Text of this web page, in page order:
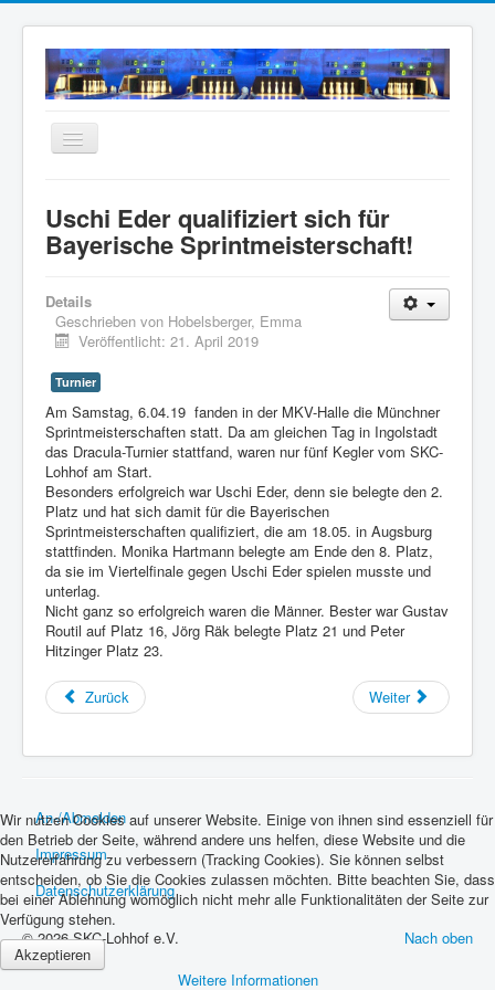
Navigation
an/aus
Neuigkeiten
Termine
Wir über uns
Anfahrt
Intern
Archiv
Uschi Eder qualifiziert sich für
Bayerische Sprintmeisterschaft!
Details
Geschrieben von Hobelsberger, Emma
Veröffentlicht: 21. April 2019
Turnier
Am Samstag, 6.04.19 fanden in der MKV-Halle die Münchner
Sprintmeisterschaften statt. Da am gleichen Tag in Ingolstadt
das Dracula-Turnier stattfand, waren nur fünf Kegler vom SKC-
Lohhof am Start.
Besonders erfolgreich war Uschi Eder, denn sie belegte den 2.
Platz und hat sich damit für die Bayerischen
Sprintmeisterschaften qualifiziert, die am 18.05. in Augsburg
stattfinden. Monika Hartmann belegte am Ende den 8. Platz,
da sie im Viertelfinale gegen Uschi Eder spielen musste und
unterlag.
Nicht ganz so erfolgreich waren die Männer. Bester war Gustav
Routil auf Platz 16, Jörg Räk belegte Platz 21 und Peter
Hitzinger Platz 23.
Zurück Weiter
An-/Abmelden
Impressum
Datenschutzerklärung
Nach oben
© 2026 SKC-Lohhof e.V.
Wir nutzen Cookies auf unserer Website. Einige von ihnen sind essenziell für
den Betrieb der Seite, während andere uns helfen, diese Website und die
Nutzererfahrung zu verbessern (Tracking Cookies). Sie können selbst
entscheiden, ob Sie die Cookies zulassen möchten. Bitte beachten Sie, dass
bei einer Ablehnung womöglich nicht mehr alle Funktionalitäten der Seite zur
Verfügung stehen.
Akzeptieren
Weitere Informationen